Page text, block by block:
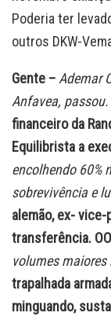
Poderia ter
outros DKW-
Gente – Ademar
Anfavea, passou.
financeiro da
Equilibrista a
encolhendo 60%
sobrevivência e
alemão, ex-
transferência.
volumes
trapalhada
minguando,